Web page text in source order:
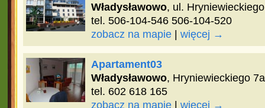
Władysławowo, ul.
tel. 506-104-546 506-104-520
zobacz na mapie| więcej →
Apartament03
Władysławowo, Hryniewieckiego 7a
tel. 602 618 165
zobacz na mapie| więcej →